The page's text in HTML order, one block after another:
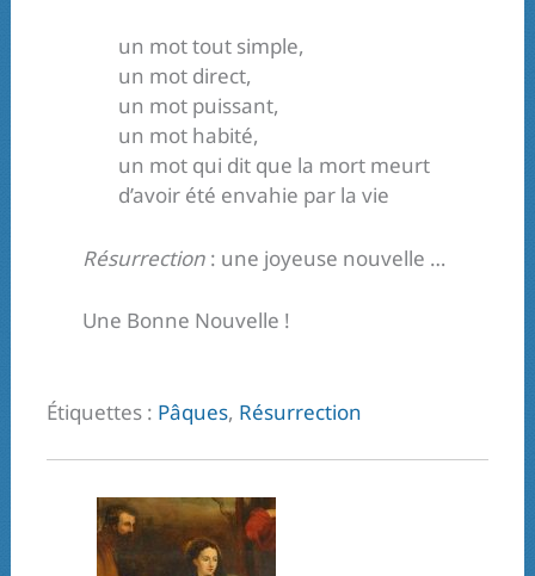
un mot tout simple,
un mot direct,
un mot puissant,
un mot habité,
un mot qui dit que la mort meurt
d’avoir été envahie par la vie
Résurrection : une joyeuse nouvelle …
Une Bonne Nouvelle !
Étiquettes : Pâques, Résurrection